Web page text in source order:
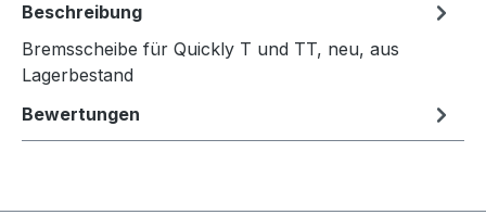
Beschreibung
Bremsscheibe für Quickly T und TT, neu, aus
Lagerbestand
Bewertungen